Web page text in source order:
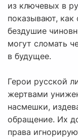
из ключевых в
показывают, как
бездушие
могут сломать
в будущее.
Герои русской
жертвами
насмешки,
обращение. Их
права